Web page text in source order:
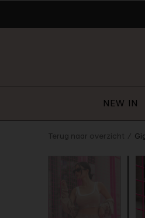
NEW IN
Terug naar overzicht